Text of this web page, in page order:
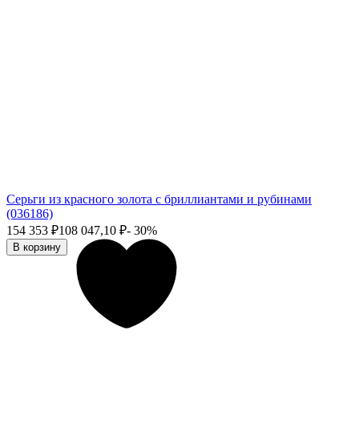
Серьги из красного золота с бриллиантами и рубинами
(036186)
154 353 ₽108 047,10 ₽- 30%
В корзину